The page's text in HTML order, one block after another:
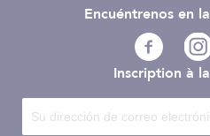
Inscription à
Encuéntrenos en